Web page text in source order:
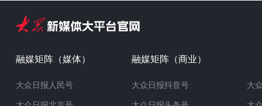
融媒矩阵（媒体）
大众日报人民号
融媒矩阵（商业）
大众日报抖音号
大